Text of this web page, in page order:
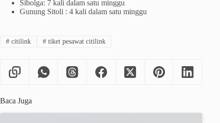
Sibolga: 7 kali dalam satu minggu
Gunung Sitoli : 4 kali dalam satu minggu
#citilink #tiket pesawat citilink
Baca Juga